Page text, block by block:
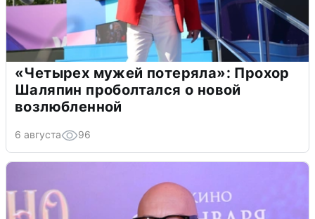
«Четырех мужей потеряла»: Прохор
Шаляпин проболтался о новой
возлюбленной
6 августа 96